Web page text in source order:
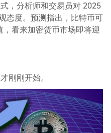
，分析师和交易员对 2025
态度。预测指出，比特币可
看来加密货币市场即将迎
刚刚开始。